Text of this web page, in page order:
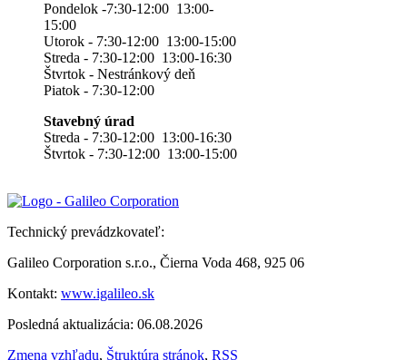
Pondelok -7:30-12:00 13:00-
15:00
Utorok - 7:30-12:00 13:00-15:00
Streda - 7:30-12:00 13:00-16:30
Štvrtok - Nestránkový deň
Piatok - 7:30-12:00
Stavebný úrad
Streda - 7:30-12:00 13:00-16:30
Štvrtok - 7:30-12:00 13:00-15:00
Technický prevádzkovateľ:
Galileo Corporation s.r.o., Čierna Voda 468, 925 06
Kontakt: www.igalileo.sk
Posledná aktualizácia: 06.08.2026
Zmena vzhľadu, Štruktúra stránok, RSS